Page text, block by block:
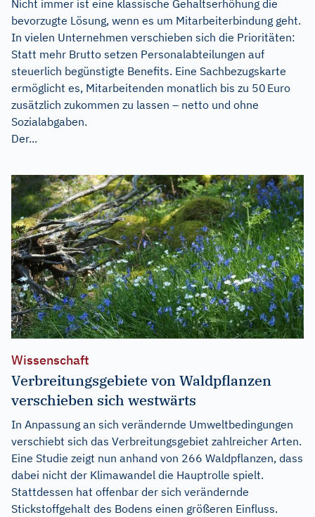
Nicht immer ist eine klassische Gehaltserhöhung die
bevorzugte Lösung, wenn es um Mitarbeiterbindung geht.
In vielen Unternehmen verschieben sich die Prioritäten:
Statt mehr Brutto setzen Personalabteilungen auf
steuerlich begünstigte Benefits. Eine Sachbezugskarte
ermöglicht es, Mitarbeitenden monatlich bis zu 50 Euro
zusätzlich zukommen zu lassen – netto und ohne
Sozialabgaben.
Der...
Wissenschaft
Verbreitungsgebiete von Waldpflanzen
verschieben sich westwärts
In Anpassung an sich verändernde Umweltbedingungen
verschiebt sich das Verbreitungsgebiet zahlreicher Arten.
Eine Studie zeigt nun anhand von 266 Waldpflanzen, dass
dabei nicht der Klimawandel die Hauptrolle spielt.
Stattdessen hat offenbar der sich verändernde
Stickstoffgehalt des Bodens einen größeren Einfluss.